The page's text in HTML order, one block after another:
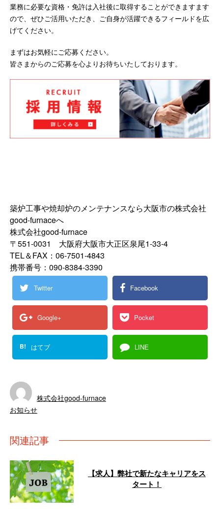
業務に必要な資格・免許は入社後に取得することができますます
ので、ぜひご活用いただき、ご自身が活躍できるフィールドを広
げてください。
まずはお気軽にご応募ください。
皆さまからのご応募を心よりお待ちいたしております。
築炉工事や焼却炉のメンテナンスなら大阪市の株式会社
good-furnaceへ
株式会社good-furnace
〒551-0031 大阪府大阪市大正区泉尾1-33-4
TEL＆FAX：06-7501-4843
携帯番号：090-8384-3390
Twitter Facebook
Google+ Pocket
B! はてブ LINE
株式会社good-furnace
お知らせ
関連記事
【求人】弊社で新たなキャリアをス
タート！